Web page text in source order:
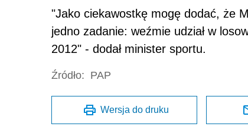
"Jako ciekawostkę mogę dodać, że
jedno zadanie: weźmie udział w
2012" - dodał minister sportu.
Źródło: PAP
Wersja do druku